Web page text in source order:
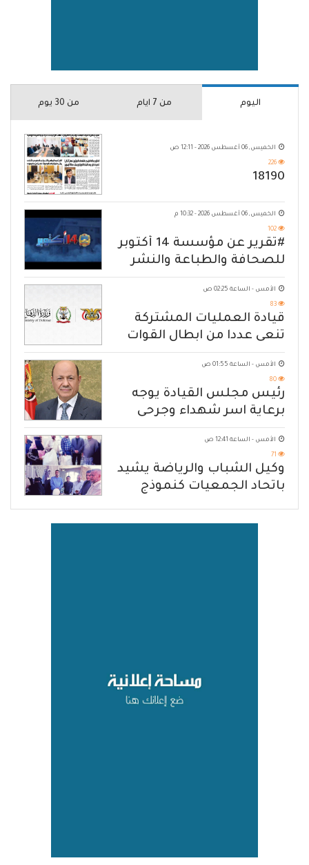
اليوم من 7 ايام من 30 يوم
الخميس, 06 أغسطس 2026 - 12:11 ص
226
18190
الخميس, 06 أغسطس 2026 - 10:32 م
102
#تقرير عن مؤسسة 14 أكتوبر
للصحافة والطباعة والنشر
الأمس - الساعة 02:25 ص
83
قيادة العمليات المشتركة
تنعى عددا من ابطال القوات
المسلحة
الأمس - الساعة 01:55 ص
80
رئيس مجلس القيادة يوجه
برعاية اسر شهداء وجرحى
الهجوم الإرهابي الحوثي والرد
الحازم على مصدر التهديد
الأمس - الساعة 12:41 ص
71
وكيل الشباب والرياضة يشيد
باتحاد الجمعيات كنموذج